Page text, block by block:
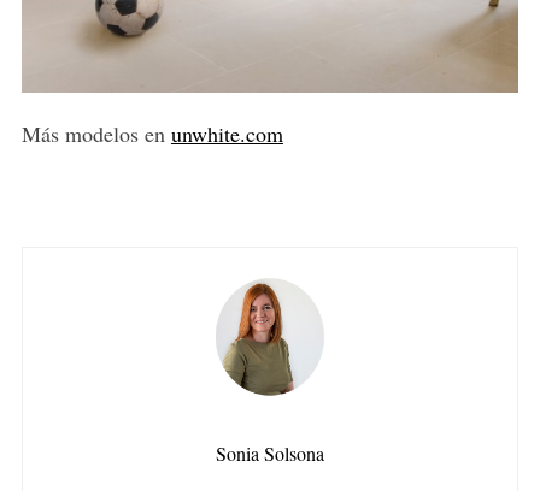
Más modelos en unwhite.com
Sonia Solsona